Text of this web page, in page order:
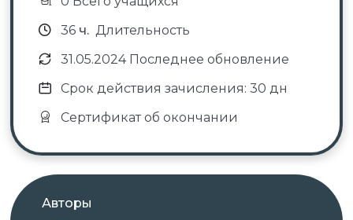
НМО.
регистрируются в системе ФИС ФРДО.
✓ Оригиналы документов направляет автор
курса.
Проходить обучение вы можете в любое удобное
36ч. Длительность
31.05.2024 Последнее обновление
Срок действия зачисления: 30 дн
Сертификат об окончании
Авторы